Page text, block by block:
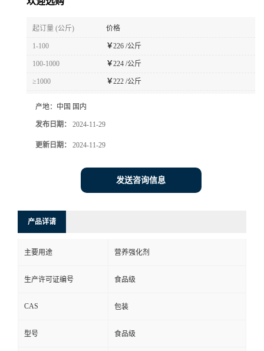
起订量 (公斤) 价格
1-100 ￥226 /公斤
100-1000 ￥224 /公斤
≥1000 ￥222 /公斤
产地： 中国 国内
发布日期： 2024-11-29
更新日期： 2024-11-29
发送咨询信息
产品详请
主要用途 营养强化剂
生产许可证编号 食品级
CAS 包装
型号 食品级